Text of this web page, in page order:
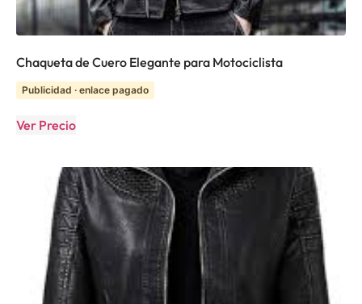
Chaqueta de Cuero Elegante para Motociclista
Publicidad · enlace pagado
Ver Precio